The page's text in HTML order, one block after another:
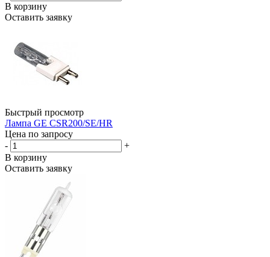
В корзину
Оставить заявку
Быстрый просмотр
Лампа GE CSR200/SE/HR
Цена по запросу
-
+
В корзину
Оставить заявку